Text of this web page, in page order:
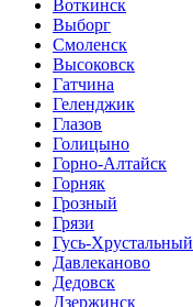
Воткинск
Выборг
Смоленск
Высоковск
Гатчина
Геленджик
Глазов
Голицыно
Горно-Алтайск
Горняк
Грозный
Грязи
Гусь-Хрустальный
Давлеканово
Дедовск
Дзержинск